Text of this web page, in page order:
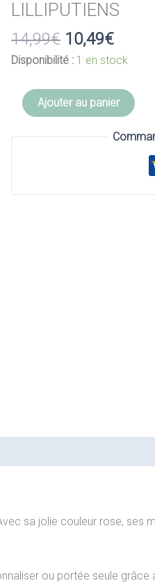
LILLIPUTIENS
14,99€ Le
prix
était :
14,99€.
10,49€Le
prix
est :
Disponibilité : 1 en stock
quantitéAjouter au panier
sa jolie couleur rose, ses
ou portée seule grâce